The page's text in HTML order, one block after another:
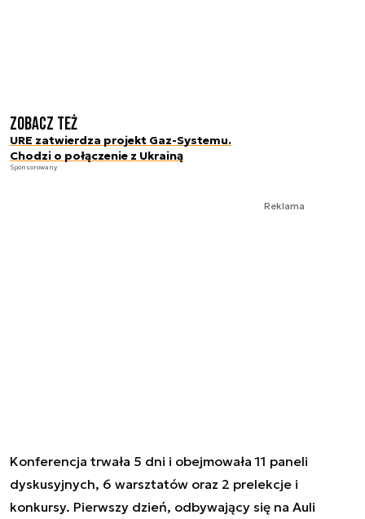
Zobacz też
URE zatwierdza projekt Gaz-Systemu.
Chodzi o połączenie z Ukrainą
Sponsorowany
Reklama
Konferencja trwała 5 dni i obejmowała 11 paneli
dyskusyjnych, 6 warsztatów oraz 2 prelekcje i
konkursy. Pierwszy dzień, odbywający się na Auli